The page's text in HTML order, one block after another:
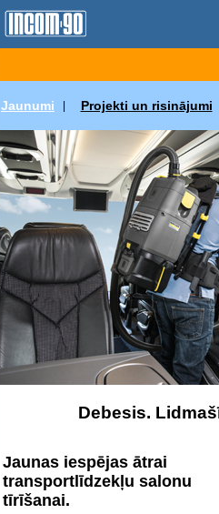
Jaunumi Projekti un risinājumi
Debesis.
Jaunas iespējas ātrai
transportlīdzekļu salonu
tīrīšanai.